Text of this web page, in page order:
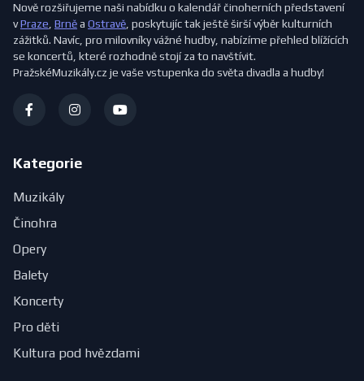
Nově rozšiřujeme naši nabídku o kalendář činoherních představení
vPraze Brněa Ostravě , poskytujíc tak ještě širší výběr kulturních
zážitků. Navíc, pro milovníky vážné hudby, nabízíme přehled blížících
se koncertů, které rozhodně stojí za to navštívit.
PražskéMuzikály.cz je vaše vstupenka do světa divadla a hudby!
Kategorie
Muzikály
Činohra
Opery
Balety
Koncerty
Pro děti
Kultura pod hvězdami